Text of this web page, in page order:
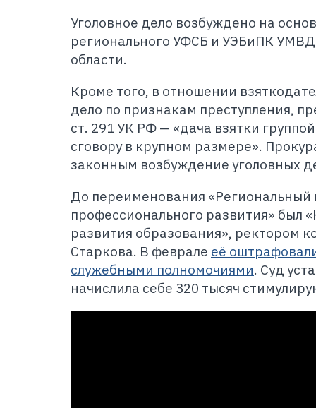
Уголовное дело возбуждено на
регионального УФСБ и УЭБиПК
области.
Кроме того, в отношении
дело по признакам преступления,
ст. 291 УК РФ — «дача взятки
сговору в крупном размере».
законным возбуждение уголовных
До переименования «Региональный
профессионального развития» был
развития образования», ректором
Старкова. В феврале её
служебными полномочиями. Суд
начислила себе 320 тысяч